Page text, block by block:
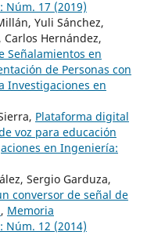
17 (2019)
Yuli Sánchez,
Hernández,
Señalamientos en
de Personas con
Investigaciones en
Plataforma digital
voz para educación
en Ingeniería:
Sergio Garduza,
conversor de señal de
, Memoria
12 (2014)